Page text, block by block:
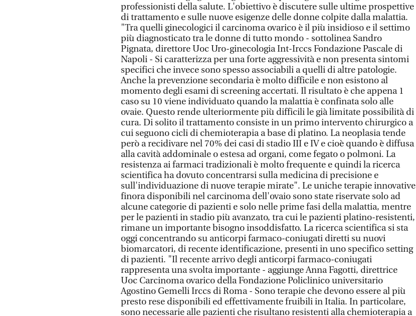
professionisti della salute. L'obiettivo è discutere sulle ultime prospettive
di trattamento e sulle nuove esigenze delle donne colpite dalla malattia.
"Tra quelli ginecologici il carcinoma ovarico è il più insidioso e il settimo
più diagnosticato tra le donne di tutto mondo - sottolinea Sandro
Pignata, direttore Uoc Uro-ginecologia Int-Irccs Fondazione Pascale di
Napoli - Si caratterizza per una forte aggressività e non presenta sintomi
specifici che invece sono spesso associabili a quelli di altre patologie.
Anche la prevenzione secondaria è molto difficile e non esistono al
momento degli esami di screening accertati. Il risultato è che appena 1
caso su 10 viene individuato quando la malattia è confinata solo alle
ovaie. Questo rende ulteriormente più difficili le già limitate possibilità di
cura. Di solito il trattamento consiste in un primo intervento chirurgico a
cui seguono cicli di chemioterapia a base di platino. La neoplasia tende
però a recidivare nel 70% dei casi di stadio III e IV e cioè quando è diffusa
alla cavità addominale o estesa ad organi, come fegato o polmoni. La
resistenza ai farmaci tradizionali è molto frequente e quindi la ricerca
scientifica ha dovuto concentrarsi sulla medicina di precisione e
sull'individuazione di nuove terapie mirate". Le uniche terapie innovative
finora disponibili nel carcinoma dell'ovaio sono state riservate solo ad
alcune categorie di pazienti e solo nelle prime fasi della malattia, mentre
per le pazienti in stadio più avanzato, tra cui le pazienti platino-resistenti,
rimane un importante bisogno insoddisfatto. La ricerca scientifica si sta
oggi concentrando su anticorpi farmaco-coniugati diretti su nuovi
biomarcatori, di recente identificazione, presenti in uno specifico setting
di pazienti. "Il recente arrivo degli anticorpi farmaco-coniugati
rappresenta una svolta importante - aggiunge Anna Fagotti, direttrice
Uoc Carcinoma ovarico della Fondazione Policlinico universitario
Agostino Gemelli Irccs di Roma - Sono terapie che devono essere al più
presto rese disponibili ed effettivamente fruibili in Italia. In particolare,
sono necessarie alle pazienti che risultano resistenti alla chemioterapia a